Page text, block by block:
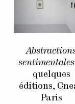
sentimentales
quelques
éditions,
Paris